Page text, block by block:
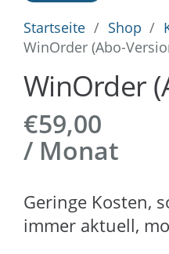
Startseite / Shop /
WinOrder (Abo-
WinOrder
€59,00
/ Monat
Geringe Kosten,
immer aktuell,